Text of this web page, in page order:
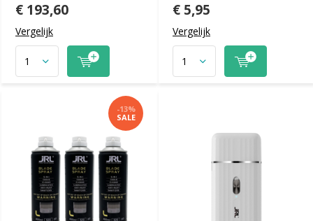
€ 193,60
Vergelijk
€ 5,95
Vergelijk
-13%
SALE